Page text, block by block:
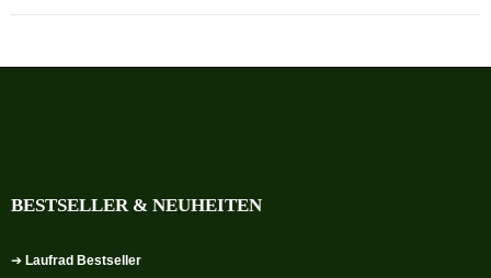
BESTSELLER & NEUHEITEN
➔ Laufrad Bestseller